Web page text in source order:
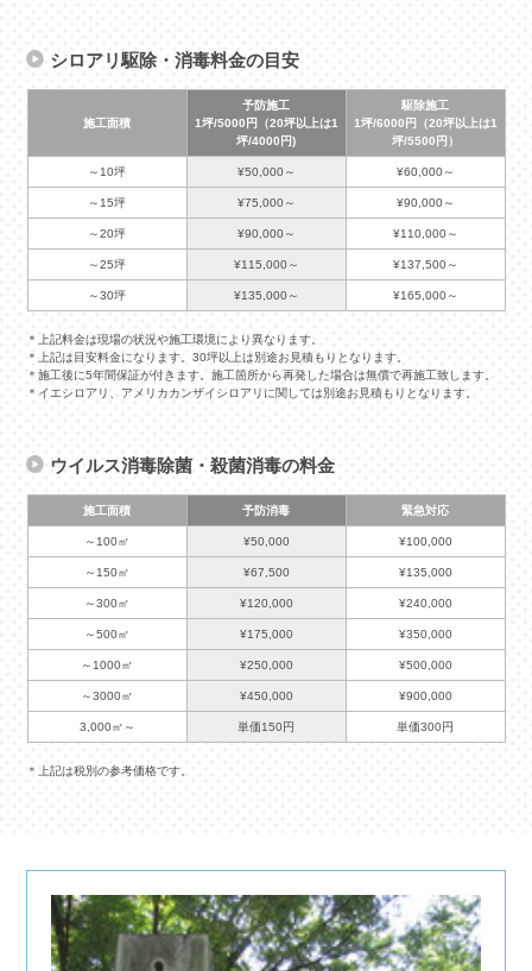
シロアリ駆除・消毒料金の目安
施工面積
予防施工
1坪/5000円（20坪以上は1
坪/4000円)
駆除施工
1坪/6000円（20坪以上は1
坪/5500円）
～10坪 ¥50,000～ ¥60,000～
～15坪 ¥75,000～ ¥90,000～
～20坪 ¥90,000～ ¥110,000～
～25坪 ¥115,000～ ¥137,500～
～30坪 ¥135,000～ ¥165,000～
＊上記料金は現場の状況や施工環境により異なります。
＊上記は目安料金になります。30坪以上は別途お見積もりとなります。
＊施工後に5年間保証が付きます。施工箇所から再発した場合は無償で再施工致します。
＊イエシロアリ、アメリカカンザイシロアリに関しては別途お見積もりとなります。
ウイルス消毒除菌・殺菌消毒の料金
施工面積 予防消毒 緊急対応
～100㎡ ¥50,000 ¥100,000
～150㎡ ¥67,500 ¥135,000
～300㎡ ¥120,000 ¥240,000
～500㎡ ¥175,000 ¥350,000
～1000㎡ ¥250,000 ¥500,000
～3000㎡ ¥450,000 ¥900,000
3,000㎡～ 単価150円 単価300円
＊上記は税別の参考価格です。